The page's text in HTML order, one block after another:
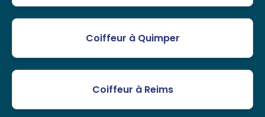
Coiffeur à Quimper
Coiffeur à Reims